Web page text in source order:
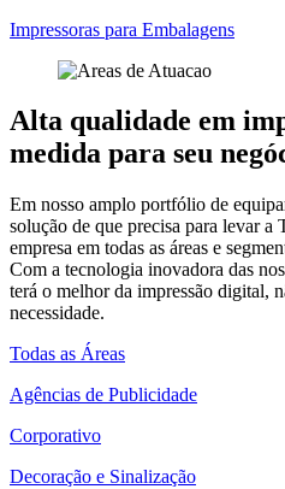
Impressoras para Embalagens
Alta qualidade em
medida para seu
Em nosso amplo portfólio de
solução de que precisa para levar a
empresa em todas as áreas e
Com a tecnologia inovadora das
terá o melhor da impressão digital,
necessidade.
Todas as Áreas
Agências de Publicidade
Corporativo
Decoração e Sinalização